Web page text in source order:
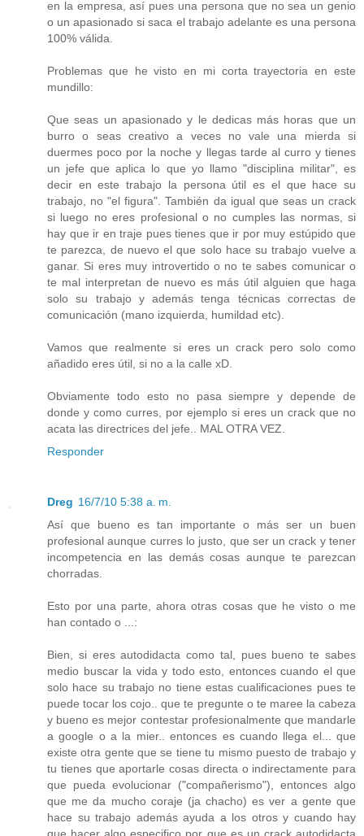
en la empresa, así pues una persona que no sea un genio
o un apasionado si saca el trabajo adelante es una persona
100% válida.
Problemas que he visto en mi corta trayectoria en este
mundillo:
Que seas un apasionado y le dedicas más horas que un
burro o seas creativo a veces no vale una mierda si
duermes poco por la noche y llegas tarde al curro y tienes
un jefe que aplica lo que yo llamo "disciplina militar", es
decir en este trabajo la persona útil es el que hace su
trabajo, no "el figura". También da igual que seas un crack
si luego no eres profesional o no cumples las normas, si
hay que ir en traje pues tienes que ir por muy estúpido que
te parezca, de nuevo el que solo hace su trabajo vuelve a
ganar. Si eres muy introvertido o no te sabes comunicar o
te mal interpretan de nuevo es más útil alguien que haga
solo su trabajo y además tenga técnicas correctas de
comunicación (mano izquierda, humildad etc).
Vamos que realmente si eres un crack pero solo como
añadido eres útil, si no a la calle xD.
Obviamente todo esto no pasa siempre y depende de
donde y como curres, por ejemplo si eres un crack que no
acata las directrices del jefe.. MAL OTRA VEZ.
Responder
Dreg 16/7/10 5:38 a. m.
Así que bueno es tan importante o más ser un buen
profesional aunque curres lo justo, que ser un crack y tener
incompetencia en las demás cosas aunque te parezcan
chorradas.
Esto por una parte, ahora otras cosas que he visto o me
han contado o ...:
Bien, si eres autodidacta como tal, pues bueno te sabes
medio buscar la vida y todo esto, entonces cuando el que
solo hace su trabajo no tiene estas cualificaciones pues te
puede tocar los cojo.. que te pregunte o te maree la cabeza
y bueno es mejor contestar profesionalmente que mandarle
a google o a la mier.. entonces es cuando llega el... que
existe otra gente que se tiene tu mismo puesto de trabajo y
tu tienes que aportarle cosas directa o indirectamente para
que pueda evolucionar ("compañerismo"), entonces algo
que me da mucho coraje (ja chacho) es ver a gente que
hace su trabajo además ayuda a los otros y cuando hay